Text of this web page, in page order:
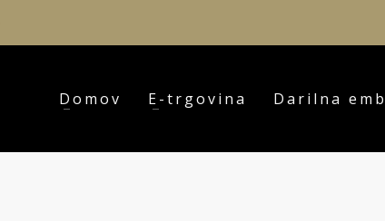
Domov E-trgovina Darilna